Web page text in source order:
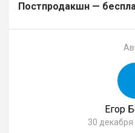
Постпродакшн —
Егор
30 декабря